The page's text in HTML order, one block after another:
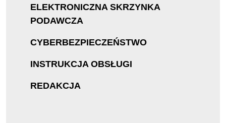
ELEKTRONICZNA SKRZYNKA
PODAWCZA
CYBERBEZPIECZEŃSTWO
INSTRUKCJA OBSŁUGI
REDAKCJA